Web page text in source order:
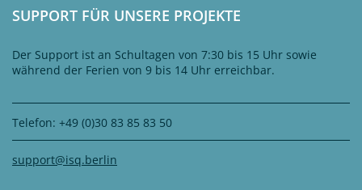
SUPPORT FÜR UNSERE PROJEKTE
Der Support ist an Schultagen von 7:30 bis 15 Uhr sowie
während der Ferien von 9 bis 14 Uhr erreichbar.
Telefon: +49 (0)30 83 85 83 50
support@isq.berlin